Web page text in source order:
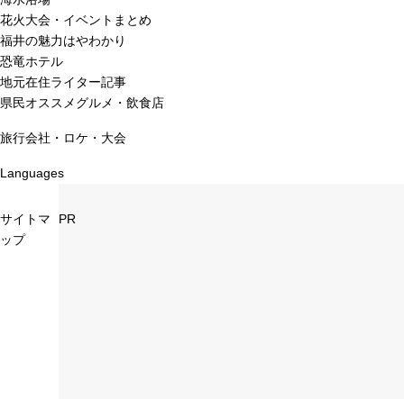
花火大会・イベントまとめ
福井の魅力はやわかり
恐竜ホテル
地元在住ライター記事
県民オススメグルメ・飲食店
旅行会社・ロケ・大会
Languages
サイトマ
ップ
PR